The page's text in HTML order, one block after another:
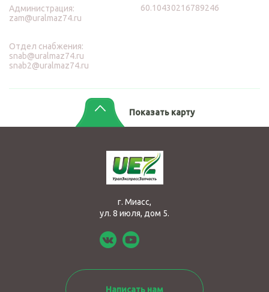
Администрация:
zam@uralmaz74.ru
Отдел снабжения:
snab@uralmaz74.ru
snab2@uralmaz74.ru
60.10430216789246
Показать карту
г. Миасс,
ул. 8 июля, дом 5.
Написать нам